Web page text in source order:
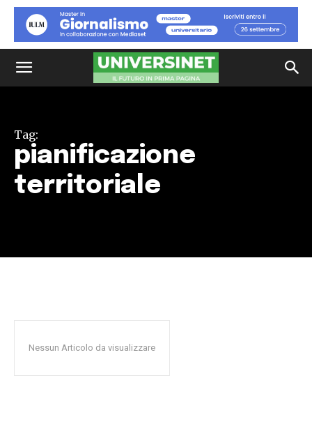
Tag:
pianificazione
territoriale
Nessun Articolo da visualizzare